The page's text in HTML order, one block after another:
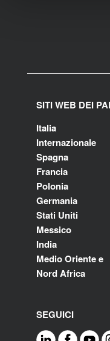
SITI WEB DEI
Italia
Internazionale
Spagna
Francia
Polonia
Germania
Stati Uniti
Messico
India
Medio Oriente e
Nord Africa
SEGUICI